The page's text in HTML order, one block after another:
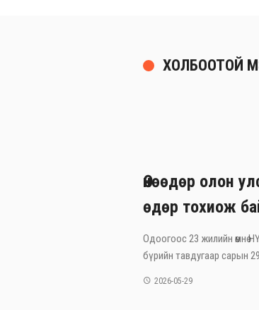
ХОЛБООТОЙ
Өнөөдөр олон
өдөр тохиож
Одоогоос 23 жилийн өмнө
бүрийн тавдугаар сарын
2026-05-29